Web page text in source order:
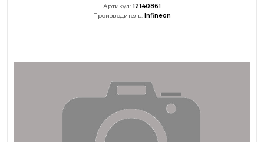
Артикул: 12140861
Производитель: Infineon